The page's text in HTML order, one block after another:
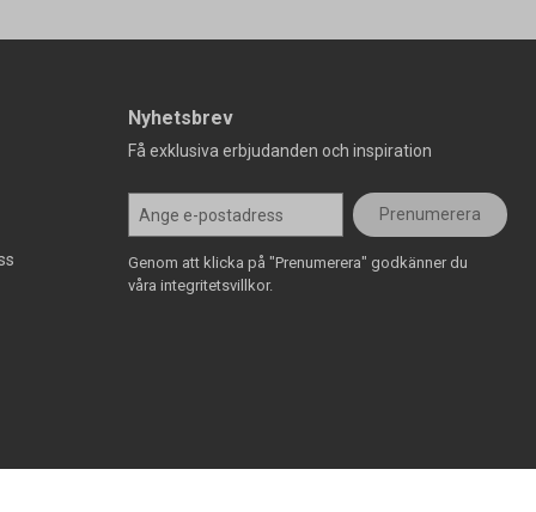
Nyhetsbrev
Få exklusiva erbjudanden och inspiration
Prenumerera
Genom att klicka på "Prenumerera" godkänner du
våra integritetsvillkor.